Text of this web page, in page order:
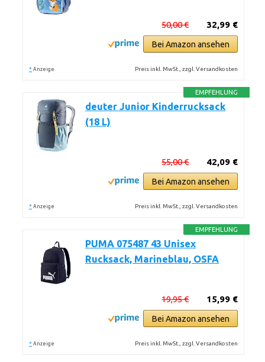
32,99 €
50,00 €
Bei Amazon ansehen
* Anzeige Preis inkl. MwSt., zzgl. Versandkosten
EMPFEHLUNG
deuter Junior Kinderrucksack
(18 L)
42,09 €
55,00 €
Bei Amazon ansehen
* Anzeige Preis inkl. MwSt., zzgl. Versandkosten
EMPFEHLUNG
PUMA 075487 43 Unisex
Rucksack, Marineblau, OSFA
15,99 €
19,95 €
Bei Amazon ansehen
* Anzeige Preis inkl. MwSt., zzgl. Versandkosten